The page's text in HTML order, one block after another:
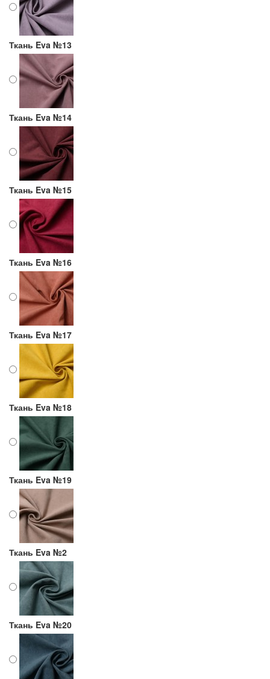
Ткань Eva №13
Ткань Eva №14
Ткань Eva №15
Ткань Eva №16
Ткань Eva №17
Ткань Eva №18
Ткань Eva №19
Ткань Eva №2
Ткань Eva №20